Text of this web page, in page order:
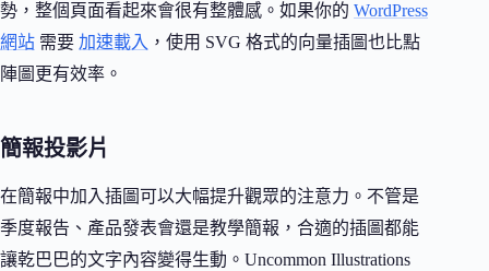
勢，整個頁面看起來會很有整體感。如果你的 WordPress
網站 需要 加速載入 ，使用 SVG 格式的向量插圖也比點
陣圖更有效率。
簡報投影片
在簡報中加入插圖可以大幅提升觀眾的注意力。不管是
季度報告、產品發表會還是教學簡報，合適的插圖都能
讓乾巴巴的文字內容變得生動。Uncommon Illustrations